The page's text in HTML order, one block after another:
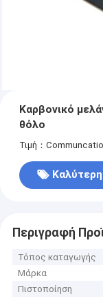
Καρβονικό
θόλο
Τιμή：
Καλύτερη
Περιγραφή
Τόπος καταγωγής
Μάρκα
Πιστοποίηση